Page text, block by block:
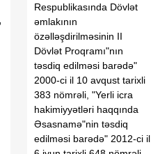
Respublikasında Dövlət
əmlakının
özəlləşdirilməsinin II
Dövlət Proqramı"nın
təsdiq edilməsi barədə"
2000-ci il 10 avqust tarixli
383 nömrəli, "Yerli icra
hakimiyyətləri haqqında
Əsasnamə"nin təsdiq
edilməsi barədə" 2012-ci il